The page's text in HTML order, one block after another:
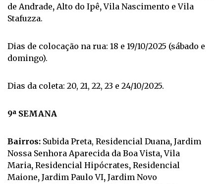
de Andrade, Alto do Ipê,Vila Nascimento e Vila
Stafuzza.
Dias de colocação na rua: 18 e 19/10/2025 (sábado e
domingo).
Dias da coleta: 20, 21, 22, 23 e 24/10/2025.
9ª SEMANA
Bairros: Subida Preta, Residencial Duana, Jardim
Nossa Senhora Aparecida da Boa Vista,Vila
Maria, Residencial Hipócrates, Residencial
Maione, Jardim Paulo VI, Jardim Novo